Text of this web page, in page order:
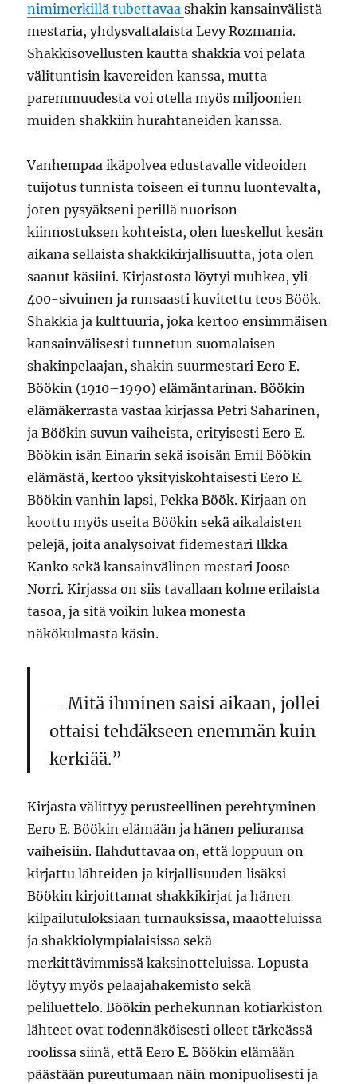
nimimerkillä tubettavaashakin kansainvälistä
mestaria, yhdysvaltalaista Levy Rozmania.
Shakkisovellusten kautta shakkia voi pelata
välituntisin kavereiden kanssa, mutta
paremmuudesta voi otella myös miljoonien
muiden shakkiin hurahtaneiden kanssa.
Vanhempaa ikäpolvea edustavalle videoiden
tuijotus tunnista toiseen ei tunnu luontevalta,
joten pysyäkseni perillä nuorison
kiinnostuksen kohteista, olen lueskellut kesän
aikana sellaista shakkikirjallisuutta, jota olen
saanut käsiini. Kirjastosta löytyi muhkea, yli
400-sivuinen ja runsaasti kuvitettu teos Böök.
Shakkia ja kulttuuria, joka kertoo ensimmäisen
kansainvälisesti tunnetun suomalaisen
shakinpelaajan, shakin suurmestari Eero E.
Böökin (1910–1990) elämäntarinan. Böökin
elämäkerrasta vastaa kirjassa Petri Saharinen,
ja Böökin suvun vaiheista, erityisesti Eero E.
Böökin isän Einarin sekä isoisän Emil Böökin
elämästä, kertoo yksityiskohtaisesti Eero E.
Böökin vanhin lapsi, Pekka Böök. Kirjaan on
koottu myös useita Böökin sekä aikalaisten
pelejä, joita analysoivat fidemestari Ilkka
Kanko sekä kansainvälinen mestari Joose
Norri. Kirjassa on siis tavallaan kolme erilaista
tasoa, ja sitä voikin lukea monesta
näkökulmasta käsin.
Mitä ihminen saisi aikaan, jollei
ottaisi tehdäkseen enemmän kuin
kerkiää.”
Kirjasta välittyy perusteellinen perehtyminen
Eero E. Böökin elämään ja hänen peliuransa
vaiheisiin. Ilahduttavaa on, että loppuun on
kirjattu lähteiden ja kirjallisuuden lisäksi
Böökin kirjoittamat shakkikirjat ja hänen
kilpailutuloksiaan turnauksissa, maaotteluissa
ja shakkiolympialaisissa sekä
merkittävimmissä kaksinotteluissa. Lopusta
löytyy myös pelaajahakemisto sekä
peliluettelo. Böökin perhekunnan kotiarkiston
lähteet ovat todennäköisesti olleet tärkeässä
roolissa siinä, että Eero E. Böökin elämään
päästään pureutumaan näin monipuolisesti ja